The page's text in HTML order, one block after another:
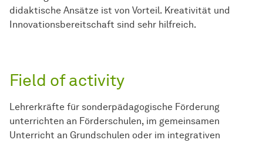
didaktische Ansätze ist von Vorteil. Kreativität und
Innovationsbereitschaft sind sehr hilfreich.
Field of activity
Lehrerkräfte für sonderpädagogische Förderung
unterrichten an Förderschulen, im gemeinsamen
Unterricht an Grundschulen oder im integrativen